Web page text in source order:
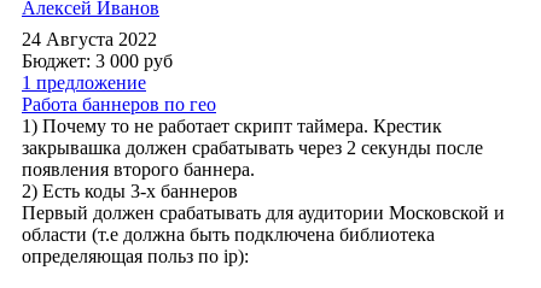
Алексей Иванов
24 Августа 2022
Бюджет: 3 000 руб
1 предложение
Работа баннеров по гео
1) Почему то не работает скрипт таймера. Крестик
закрывашка должен срабатывать через 2 секунды после
появления второго баннера.
2) Есть коды 3-х баннеров
Первый должен срабатывать для аудитории Московской и
области (т.е должна быть подключена библиотека
определяющая польз по ip):